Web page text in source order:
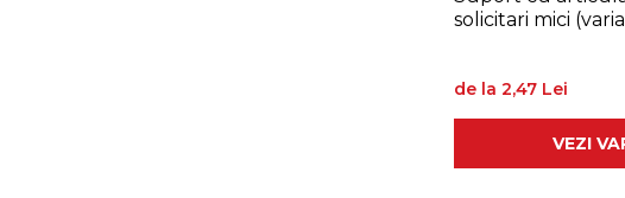
de la 2,47 Lei
VEZI